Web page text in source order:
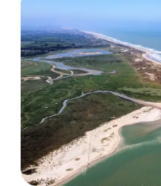
Vlissingen
Middelburg
Zeeuws-
Vlaanderen
Nieuwvliet
Breskens
Sluis